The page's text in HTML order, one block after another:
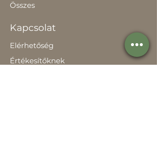
Összes
Kapcsolat
Elérhetőség
Értékesítőknek